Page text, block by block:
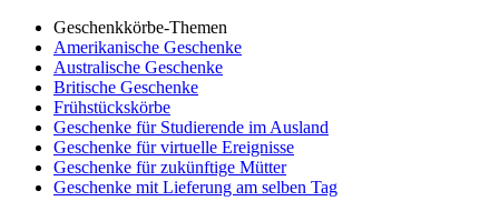
Geschenkkörbe-Themen
Amerikanische Geschenke
Australische Geschenke
Britische Geschenke
Frühstückskörbe
Geschenke für Studierende im Ausland
Geschenke für virtuelle Ereignisse
Geschenke für zukünftige Mütter
Geschenke mit Lieferung am selben Tag